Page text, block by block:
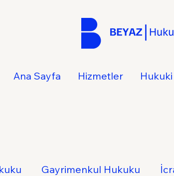
Ana Sayfa Hizmetler
Gayrimenkul Hukuku